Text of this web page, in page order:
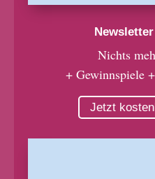
Nichts
+ Gewinnspiele
Jetzt